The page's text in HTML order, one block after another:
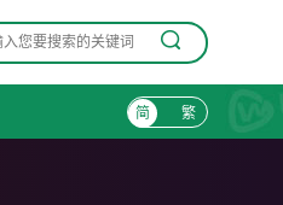
简 繁